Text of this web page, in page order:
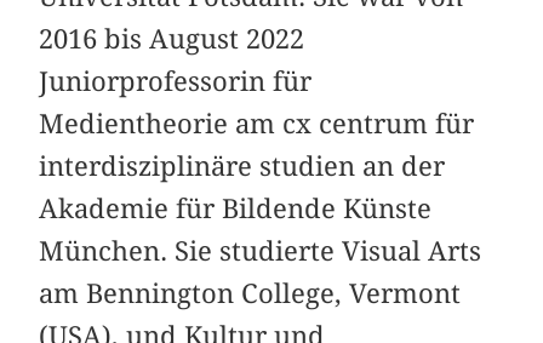
2016 bis August 2022
Juniorprofessorin für
Medientheorie am cx centrum für
interdisziplinäre studien an der
Akademie für Bildende Künste
München. Sie studierte Visual Arts
am Bennington College, Vermont
(USA), und Kultur und